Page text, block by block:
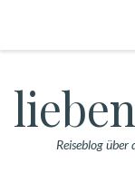
Reiseblog